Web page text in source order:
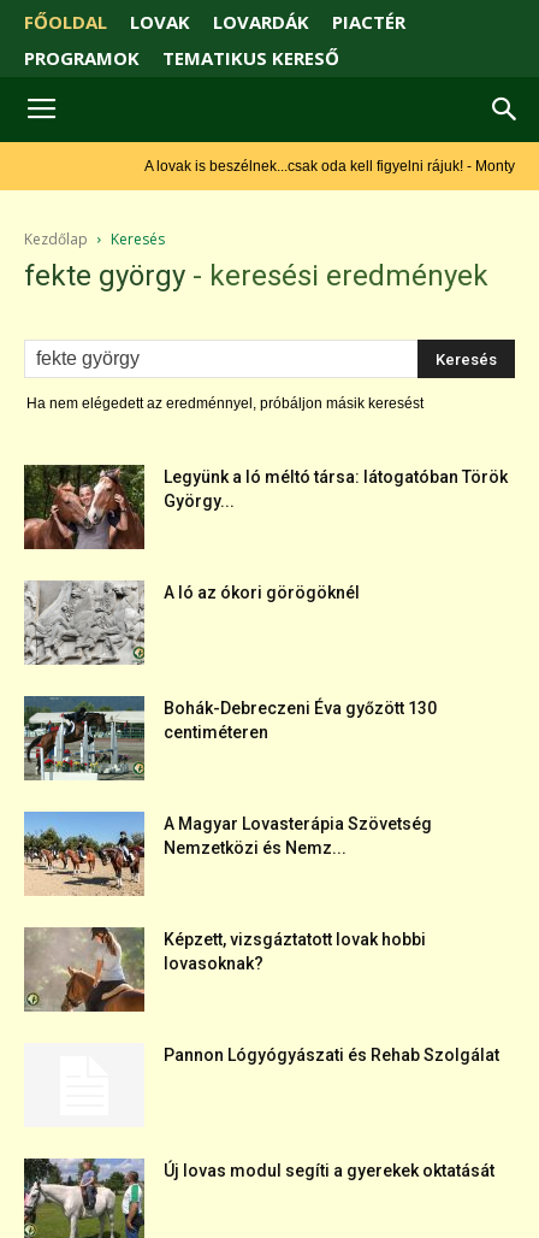
FŐOLDAL LOVAK LOVARDÁK
PIACTÉR
PROGRAMOK
TEMATIKUS KERESŐ
A lovak is beszélnek...csak oda kell figyelni rájuk! - Monty Roberts
Kezdőlap Keresés
fekte györgy - keresési eredmények
Ha nem elégedett az eredménnyel, próbáljon másik keresést
Legyünk a ló méltó társa: látogatóban Török
György...
A ló az ókori görögöknél
Bohák-Debreczeni Éva győzött 130
centiméteren
A Magyar Lovasterápia Szövetség
Nemzetközi és Nemz...
Képzett, vizsgáztatott lovak hobbi
lovasoknak?
Pannon Lógyógyászati és Rehab Szolgálat
Új lovas modul segíti a gyerekek oktatását